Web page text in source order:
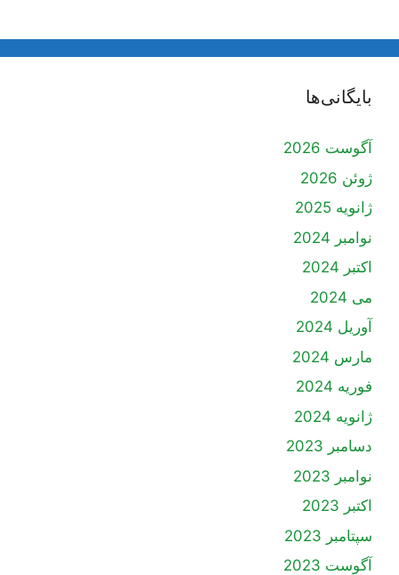
بایگانی‌ها
آگوست 2026
ژوئن 2026
ژانویه 2025
نوامبر 2024
اکتبر 2024
می 2024
آوریل 2024
مارس 2024
فوریه 2024
ژانویه 2024
دسامبر 2023
نوامبر 2023
اکتبر 2023
سپتامبر 2023
آگوست 2023